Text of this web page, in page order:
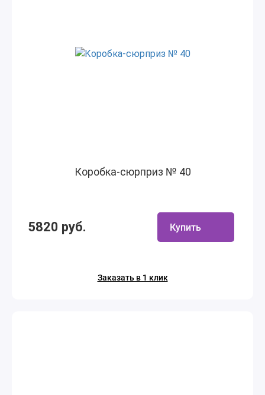
Коробка-сюрприз № 40
5820 руб. Купить
Заказать в 1 клик